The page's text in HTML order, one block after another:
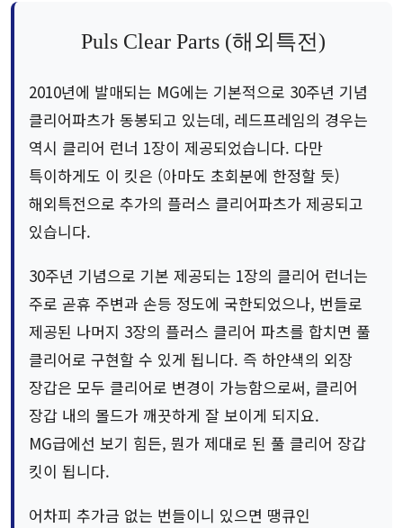
Puls Clear Parts (해외특전)
2010년에 발매되는 MG에는 기본적으로 30주년 기념
클리어파츠가 동봉되고 있는데, 레드프레임의 경우는
역시 클리어 런너 1장이 제공되었습니다. 다만
특이하게도 이 킷은 (아마도 초회분에 한정할 듯)
해외특전으로 추가의 플러스 클리어파츠가 제공되고
있습니다.
30주년 기념으로 기본 제공되는 1장의 클리어 런너는
주로 곧휴 주변과 손등 정도에 국한되었으나, 번들로
제공된 나머지 3장의 플러스 클리어 파츠를 합치면 풀
클리어로 구현할 수 있게 됩니다. 즉 하얀색의 외장
장갑은 모두 클리어로 변경이 가능함으로써, 클리어
장갑 내의 몰드가 깨끗하게 잘 보이게 되지요.
MG급에선 보기 힘든, 뭔가 제대로 된 풀 클리어 장갑
킷이 됩니다.
어차피 추가금 없는 번들이니 있으면 땡큐인